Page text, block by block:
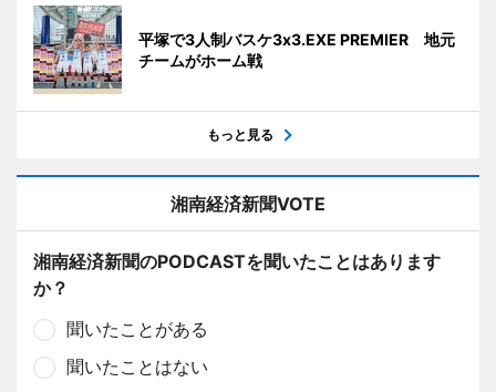
平塚で3人制バスケ3x3.EXE PREMIER 地元
チームがホーム戦
もっと見る
湘南経済新聞VOTE
湘南経済新聞のPODCASTを聞いたことはあります
か？
聞いたことがある
聞いたことはない